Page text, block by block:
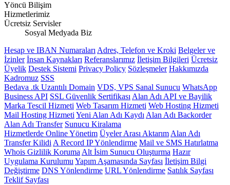
Yöncü Bilişim
Hizmetlerimiz
Ücretsiz Servisler
Sosyal Medyada Biz
Hesap ve IBAN Numaraları Adres, Telefon ve Kroki Belgeler ve
İzinler İnsan Kaynakları Referanslarımız İletişim Bilgileri Ücretsiz
Üyelik Destek Sistemi Privacy Policy Sözleşmeler Hakkımızda
Kadromuz SSS
Bedava .tk Uzantılı Domain VDS, VPS Sanal Sunucu WhatsApp
Business API SSL Güvenlik Sertifikası Alan Adı API ve Bayilik
Marka Tescil Hizmeti Web Tasarım Hizmeti Web Hosting Hizmeti
Mail Hosting Hizmeti Yeni Alan Adı Kaydı Alan Adı Backorder
Alan Adı Transfer Sunucu Kiralama
Hizmetlerde Online Yönetim Üyeler Arası Aktarım Alan Adı
Transfer Kilidi A Record IP Yönlendirme Mail ve SMS Hatırlatma
Whois Gizlilik Koruma Alt İsim Sunucu Oluşturma Hazır
Uygulama Kurulumu Yapım Aşamasında Sayfası İletişim Bilgi
Değiştirme DNS Yönlendirme URL Yönlendirme Satılık Sayfası
Teklif Sayfası